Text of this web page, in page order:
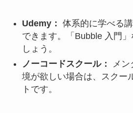
Udemy： 体系的に学べる
できます。「Bubble 入門
しょう。
ノーコードスクール：
メ
境が欲しい場合は、スクー
トです。